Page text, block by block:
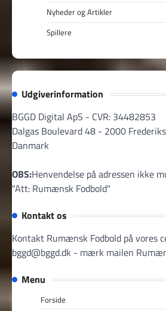
Nyheder og Artikler
Spillere
Udgiverinformation
BGGD Digital ApS - CVR: 34482853
Dalgas Boulevard 48 - 2000
Danmark
OBS:Henvendelse på adressen ikke
"Att: Rumænsk Fodbold"
Kontakt os
Kontakt Rumænsk Fodbold på vores
bggd@bggd.dk - mærk mailen
Menu
Forside